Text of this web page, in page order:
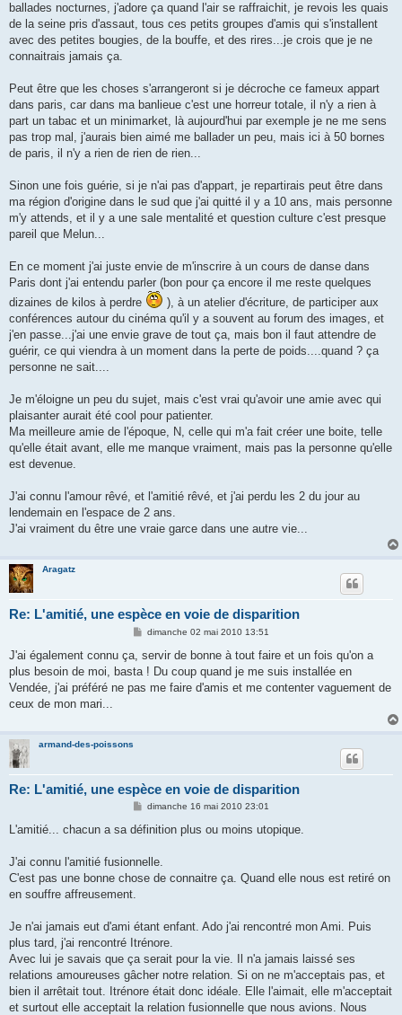
ballades nocturnes, j'adore ça quand l'air se raffraichit, je revois les quais
de la seine pris d'assaut, tous ces petits groupes d'amis qui s'installent
avec des petites bougies, de la bouffe, et des rires...je crois que je ne
connaitrais jamais ça.
Peut être que les choses s'arrangeront si je décroche ce fameux appart
dans paris, car dans ma banlieue c'est une horreur totale, il n'y a rien à
part un tabac et un minimarket, là aujourd'hui par exemple je ne me sens
pas trop mal, j'aurais bien aimé me ballader un peu, mais ici à 50 bornes
de paris, il n'y a rien de rien de rien...
Sinon une fois guérie, si je n'ai pas d'appart, je repartirais peut être dans
ma région d'origine dans le sud que j'ai quitté il y a 10 ans, mais personne
m'y attends, et il y a une sale mentalité et question culture c'est presque
pareil que Melun...
En ce moment j'ai juste envie de m'inscrire à un cours de danse dans
Paris dont j'ai entendu parler (bon pour ça encore il me reste quelques
dizaines de kilos à perdre
), à un atelier d'écriture, de participer aux
conférences autour du cinéma qu'il y a souvent au forum des images, et
j'en passe...j'ai une envie grave de tout ça, mais bon il faut attendre de
guérir, ce qui viendra à un moment dans la perte de poids....quand ? ça
personne ne sait....
Je m'éloigne un peu du sujet, mais c'est vrai qu'avoir une amie avec qui
plaisanter aurait été cool pour patienter.
Ma meilleure amie de l'époque, N, celle qui m'a fait créer une boite, telle
qu'elle était avant, elle me manque vraiment, mais pas la personne qu'elle
est devenue.
J'ai connu l'amour rêvé, et l'amitié rêvé, et j'ai perdu les 2 du jour au
lendemain en l'espace de 2 ans.
J'ai vraiment du être une vraie garce dans une autre vie...
Aragatz
Re: L'amitié, une espèce en voie de disparition
M
s
a
g
dimanche 02 mai 2010 13:51
J'ai également connu ça, servir de bonne à tout faire et un fois qu'on a
plus besoin de moi, basta ! Du coup quand je me suis installée en
Vendée, j'ai préféré ne pas me faire d'amis et me contenter vaguement de
ceux de mon mari...
armand-des-poissons
Re: L'amitié, une espèce en voie de disparition
M
s
g
dimanche 16 mai 2010 23:01
L'amitié... chacun a sa définition plus ou moins utopique.
J'ai connu l'amitié fusionnelle.
C'est pas une bonne chose de connaitre ça. Quand elle nous est retiré on
en souffre affreusement.
Je n'ai jamais eut d'ami étant enfant. Ado j'ai rencontré mon Ami. Puis
plus tard, j'ai rencontré Itrénore.
Avec lui je savais que ça serait pour la vie. Il n'a jamais laissé ses
relations amoureuses gâcher notre relation. Si on ne m'acceptais pas, et
bien il arrêtait tout. Itrénore était donc idéale. Elle l'aimait, elle m'acceptait
et surtout elle acceptait la relation fusionnelle que nous avions. Nous